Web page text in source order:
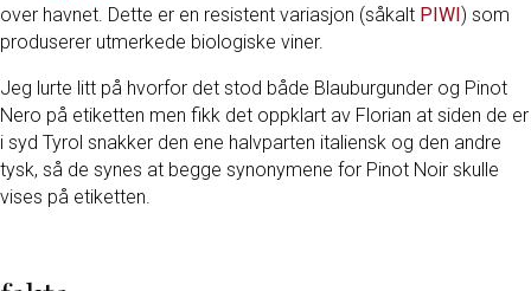
over havnet. Dette er en resistent variasjon (såkalt PIWI) som
produserer utmerkede biologiske viner.
Jeg lurte litt på hvorfor det stod både Blauburgunder og Pinot
Nero på etiketten men fikk det oppklart av Florian at siden de er
i syd Tyrol snakker den ene halvparten italiensk og den andre
tysk, så de synes at begge synonymene for Pinot Noir skulle
vises på etiketten.